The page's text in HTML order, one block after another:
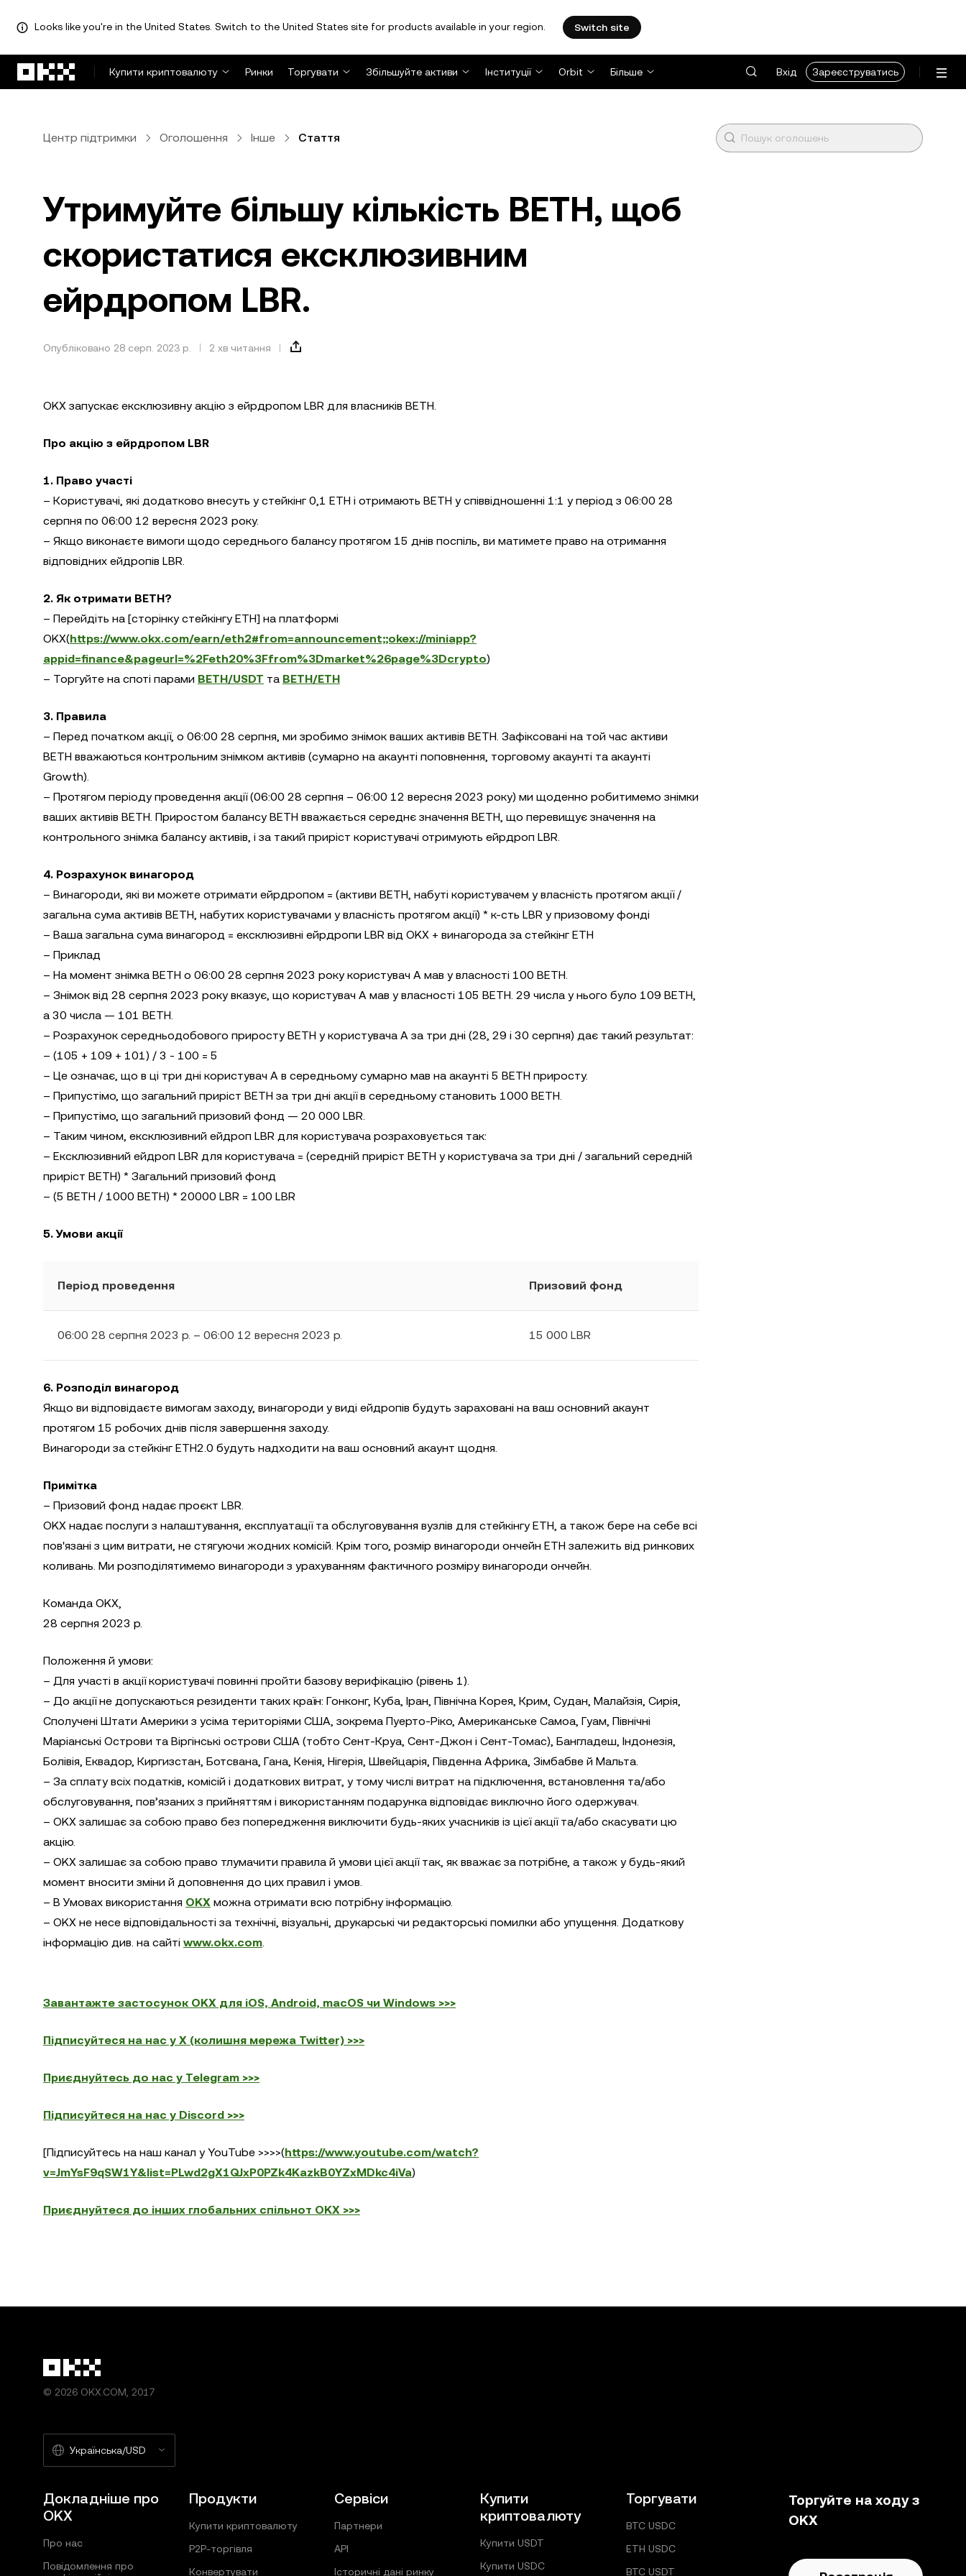
Looks like you're in the United States. Switch to the United States site for products available in your region. Switch site
Купити криптовалюту
Ринки Торгувати Збільшуйте активи Інституції Orbit Більше Вхід Зареєструватись
Центр підтримки Оголошення Інше Стаття
Утримуйте більшу кількість BETH, щоб
скористатися ексклюзивним
ейрдропом LBR.
Опубліковано 28 серп. 2023 р. 2 хв читання
OKX запускає ексклюзивну акцію з ейрдропом LBR для власників BETH.
Про акцію з ейрдропом LBR
1. Право участі
– Користувачі, які додатково внесуть у стейкінг 0,1 ETH і отримають BETH у співвідношенні 1:1 у період з 06:00 28
серпня по 06:00 12 вересня 2023 року.
– Якщо виконаєте вимоги щодо середнього балансу протягом 15 днів поспіль, ви матимете право на отримання
відповідних ейдропів LBR.
2. Як отримати BETH?
– Перейдіть на [сторінку стейкінгу ETH] на платформі
OKX(https://www.okx.com/earn/eth2#from=announcement;;okex://miniapp?
appid=finance&pageurl=%2Feth20%3Ffrom%3Dmarket%26page%3Dcrypto)
– Торгуйте на споті парами BETH/USDT та BETH/ETH
3. Правила
– Перед початком акції, о 06:00 28 серпня, ми зробимо знімок ваших активів BETH. Зафіксовані на той час активи
BETH вважаються контрольним знімком активів (сумарно на акаунті поповнення, торговому акаунті та акаунті
Growth).
– Протягом періоду проведення акції (06:00 28 серпня – 06:00 12 вересня 2023 року) ми щоденно робитимемо знімки
ваших активів BETH. Приростом балансу BETH вважається середнє значення BETH, що перевищує значення на
контрольного знімка балансу активів, і за такий приріст користувачі отримують ейрдроп LBR.
4. Розрахунок винагород
– Винагороди, які ви можете отримати ейрдропом = (активи BETH, набуті користувачем у власність протягом акції /
загальна сума активів BETH, набутих користувачами у власність протягом акції) * к-сть LBR у призовому фонді
– Ваша загальна сума винагород = ексклюзивні ейрдропи LBR від OKX + винагорода за стейкінг ETH
– Приклад
– На момент знімка BETH о 06:00 28 серпня 2023 року користувач А мав у власності 100 BETH.
– Знімок від 28 серпня 2023 року вказує, що користувач А мав у власності 105 BETH. 29 числа у нього було 109 BETH,
а 30 числа — 101 BETH.
– Розрахунок середньодобового приросту BETH у користувача А за три дні (28, 29 і 30 серпня) дає такий результат:
– (105 + 109 + 101) / 3 - 100 = 5
– Це означає, що в ці три дні користувач А в середньому сумарно мав на акаунті 5 BETH приросту.
– Припустімо, що загальний приріст BETH за три дні акції в середньому становить 1000 BETH.
– Припустімо, що загальний призовий фонд — 20 000 LBR.
– Таким чином, ексклюзивний ейдроп LBR для користувача розраховується так:
– Ексклюзивний ейдроп LBR для користувача = (середній приріст BETH у користувача за три дні / загальний середній
приріст BETH) * Загальний призовий фонд
– (5 BETH / 1000 BETH) * 20000 LBR = 100 LBR
5. Умови акції
Період проведення Призовий фонд
06:00 28 серпня 2023 р. – 06:00 12 вересня 2023 р. 15 000 LBR
6. Розподіл винагород
Якщо ви відповідаєте вимогам заходу, винагороди у виді ейдропів будуть зараховані на ваш основний акаунт
протягом 15 робочих днів після завершення заходу.
Винагороди за стейкінг ETH2.0 будуть надходити на ваш основний акаунт щодня.
Примітка
– Призовий фонд надає проєкт LBR.
OKX надає послуги з налаштування, експлуатації та обслуговування вузлів для стейкінгу ETH, а також бере на себе всі
пов'язані з цим витрати, не стягуючи жодних комісій. Крім того, розмір винагороди ончейн ETH залежить від ринкових
коливань. Ми розподілятимемо винагороди з урахуванням фактичного розміру винагороди ончейн.
Команда OKX,
28 серпня 2023 р.
Положення й умови:
– Для участі в акції користувачі повинні пройти базову верифікацію (рівень 1).
– До акції не допускаються резиденти таких країн: Гонконг, Куба, Іран, Північна Корея, Крим, Судан, Малайзія, Сирія,
Сполучені Штати Америки з усіма територіями США, зокрема Пуерто-Ріко, Американське Самоа, Гуам, Північні
Маріанські Острови та Віргінські острови США (тобто Сент-Круа, Сент-Джон і Сент-Томас), Бангладеш, Індонезія,
Болівія, Еквадор, Киргизстан, Ботсвана, Гана, Кенія, Нігерія, Швейцарія, Південна Африка, Зімбабве й Мальта.
– За сплату всіх податків, комісій і додаткових витрат, у тому числі витрат на підключення, встановлення та/або
обслуговування, пов’язаних з прийняттям і використанням подарунка відповідає виключно його одержувач.
– OKX залишає за собою право без попередження виключити будь-яких учасників із цієї акції та/або скасувати цю
акцію.
– OKX залишає за собою право тлумачити правила й умови цієї акції так, як вважає за потрібне, а також у будь-який
момент вносити зміни й доповнення до цих правил і умов.
– В Умовах використання OKX можна отримати всю потрібну інформацію.
– OKX не несе відповідальності за технічні, візуальні, друкарські чи редакторські помилки або упущення. Додаткову
інформацію див. на сайті www.okx.com.
Завантажте застосунок OKX для iOS, Android, macOS чи Windows >>>
Підписуйтеся на нас у X (колишня мережа Twitter) >>>
Приєднуйтесь до нас у Telegram >>>
Підписуйтеся на нас у Discord >>>
[Підписуйтесь на наш канал у YouTube >>>>(https://www.youtube.com/watch?
v=JmYsF9qSW1Y&list=PLwd2gX1QJxP0PZk4KazkB0YZxMDkc4iVa)
Приєднуйтеся до інших глобальних спільнот OKX >>>
© 2026 OKX.COM, 2017
Українська/USD
Докладніше про
OKX
Про нас
Повідомлення про
Продукти
Купити криптовалюту
P2P-торгівля
Конвертувати
Сервіси
Партнери
API
Історичні дані ринку
Купити
криптовалюту
Купити USDT
Купити USDC
Торгувати
BTC USDC
ETH USDC
BTC USDT
Торгуйте на ходу з
OKX